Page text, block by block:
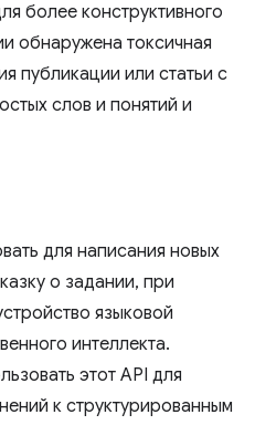
более конструктивного
обнаружена токсичная
публикации или статьи с
слов и понятий и
для написания новых
о задании, при
языковой
интеллекта.
этот API для
к структурированным